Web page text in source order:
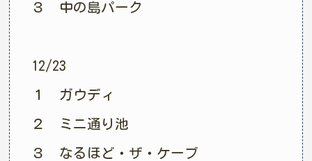
３ 中の島パーク
12/23
１ ガウディ
２ ミニ通り池
３ なるほど・ザ・ケーブ